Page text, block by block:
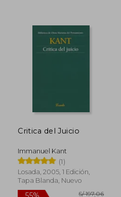
Critica del Juicio
Immanuel Kant
(1)
Losada, 2005, 1 Edición,
Tapa Blanda, Nuevo